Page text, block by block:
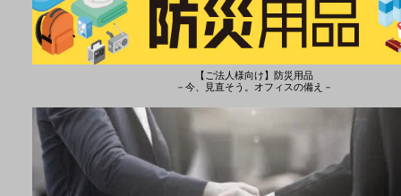
【ご法人様向け】防災用品
－今、見直そう。オフィスの備え－